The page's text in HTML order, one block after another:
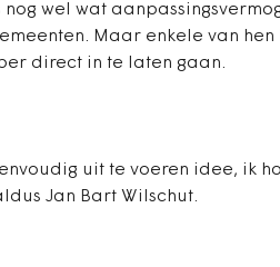
wel wat
Maar enkele van hen
direct in te laten gaan.
uit te voeren idee, ik
Jan Bart Wilschut.